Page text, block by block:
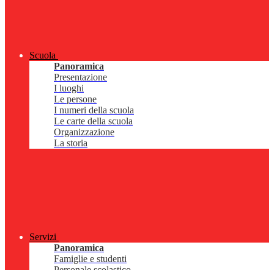
Scuola
Panoramica
Presentazione
I luoghi
Le persone
I numeri della scuola
Le carte della scuola
Organizzazione
La storia
Servizi
Panoramica
Famiglie e studenti